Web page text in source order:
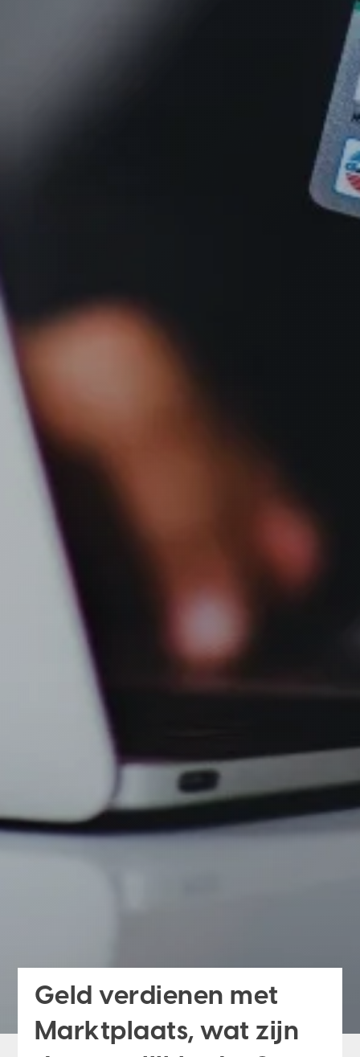
Geld verdienen met
Marktplaats, wat zijn